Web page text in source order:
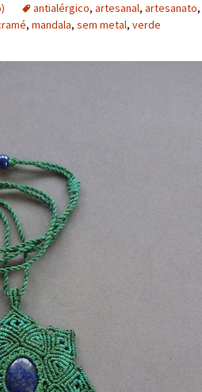
antialérgico, artesanal, artesanato,
, mandala, sem metal, verde